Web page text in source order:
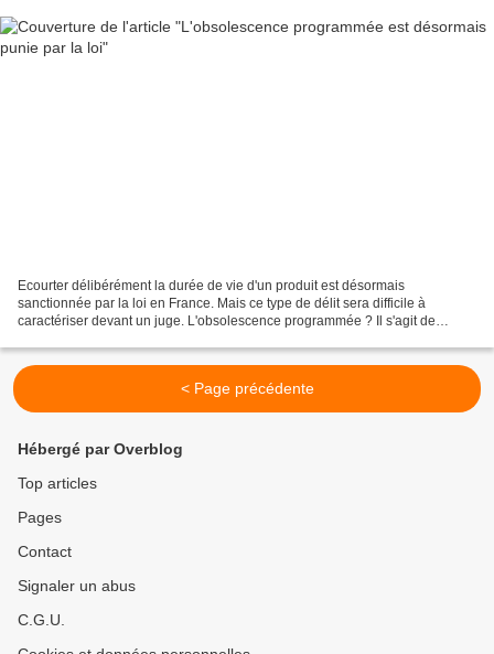
Ecourter délibérément la durée de vie d'un produit est désormais
sanctionnée par la loi en France. Mais ce type de délit sera difficile à
caractériser devant un juge. L'obsolescence programmée ? Il s'agit de
< Page précédente
Hébergé par Overblog
Top articles
Pages
Contact
Signaler un abus
C.G.U.